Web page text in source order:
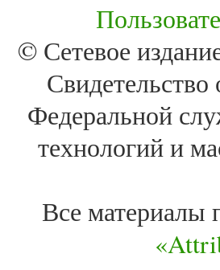
© Сетевое
Федеральной
технологий и
Все материалы